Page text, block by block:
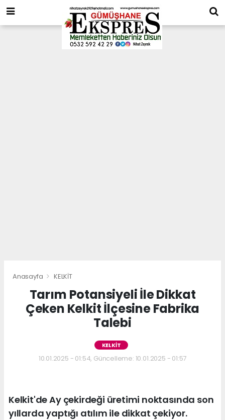
Anasayfa KELKİT
Tarım Potansiyeli İle Dikkat
Çeken Kelkit İlçesine Fabrika
Talebi
KELKİT
10.01.2025 - 01:54, Güncelleme: 10.01.2025 - 01:57
Kelkit'de Ay çekirdeği üretimi noktasında son
yıllarda yaptığı atılım ile dikkat çekiyor.